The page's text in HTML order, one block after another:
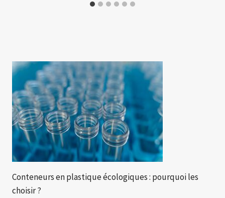
Conteneurs en plastique écologiques : pourquoi les
choisir ?